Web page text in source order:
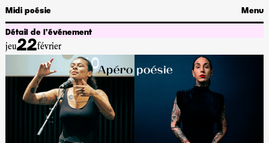
Midi poésie Menu
Détail de l’événement
jeu22février